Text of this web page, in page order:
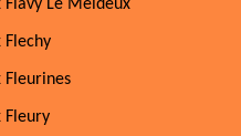
Flavy Le Meldeux
Flechy
Fleurines
Fleury